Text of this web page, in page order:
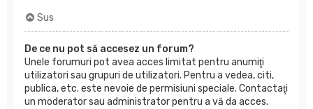
Sus
De ce nu pot să accesez un forum?
Unele forumuri pot avea acces limitat pentru anumiţi
utilizatori sau grupuri de utilizatori. Pentru a vedea, citi,
publica, etc. este nevoie de permisiuni speciale. Contactaţi
un moderator sau administrator pentru a vă da acces.